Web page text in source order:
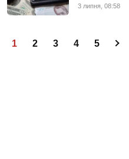
3 липня, 08:58
1 2 3 4 5